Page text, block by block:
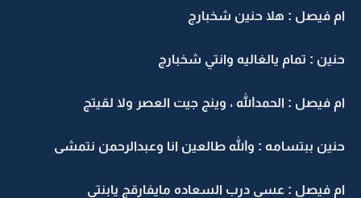
ام فيصل : هلا حنين شخبارج
حنين : تمام يالغاليه وانتي شخبارج
ام فيصل : الحمدالله ، وينج جيت العصر ولا لقيتج
حنين ببتسامه : والله طالعين انا وعبدالرحمن نتمشى
ام فيصل : عسى درب السعاده مايفارقج يابنتي